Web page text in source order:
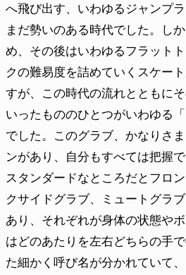
へ飛び出す、いわゆるジャンプ
まだ勢いのある時代でした。し
め、その後はいわゆるフラット
クの難易度を詰めていくスケー
すが、この時代の流れとともに
いったもののひとつがいわゆる
でした。このグラブ、かなりさ
ンがあり、自分もすべては把握
スタンダードなところだとフロ
クサイドグラブ、ミュートグラ
あり、それぞれが身体の状態や
はどのあたりを左右どちらの手
た細かく呼び名が分かれていて